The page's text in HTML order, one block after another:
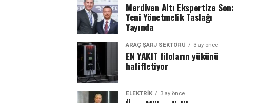
Merdiven Altı Ekspertize Son:
Yeni Yönetmelik Taslağı
Yayında
ARAÇ ŞARJ SEKTÖRÜ 3 ay önce
EN YAKIT filoların yükünü
hafifletiyor
ELEKTRİK 3 ay önce